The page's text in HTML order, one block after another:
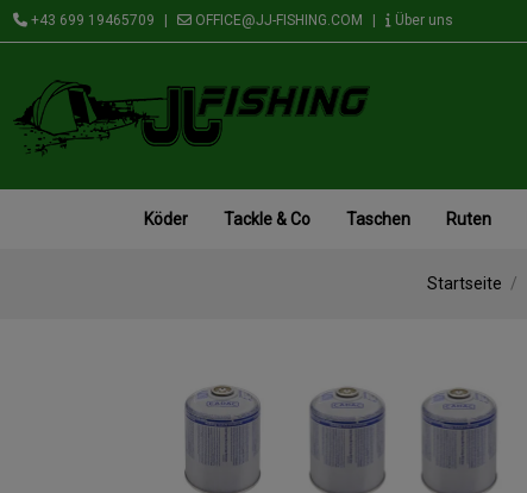
+43 699 19465709 OFFICE@JJ-FISHING.COM Über uns
Köder Tackle & Co Taschen Ruten
Startseite